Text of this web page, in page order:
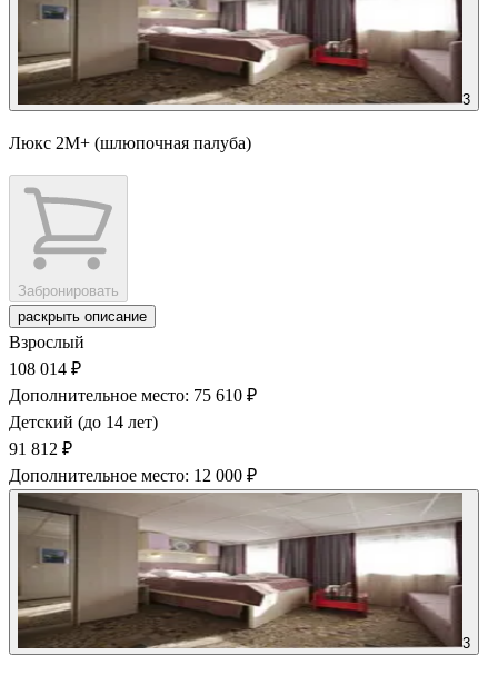
3
Люкс 2М+ (шлюпочная палуба)
Забронировать
раскрыть описание
Взрослый
108 014 ₽
Дополнительное место: 75 610 ₽
Детский (до 14 лет)
91 812 ₽
Дополнительное место: 12 000 ₽
3